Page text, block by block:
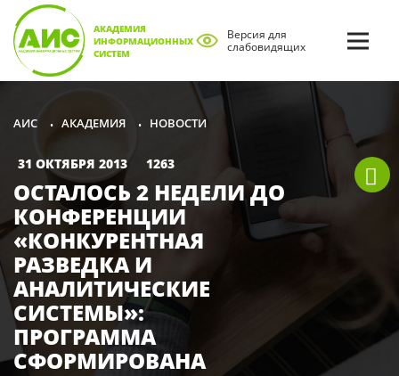
АКАДЕМИЯ
ИНФОРМАЦИОННЫХ
СИСТЕМ
Версия для
слабовидящих
АИС • АКАДЕМИЯ • НОВОСТИ
31 ОКТЯБРЯ 2013 1263
ОСТАЛОСЬ 2 НЕДЕЛИ ДО
КОНФЕРЕНЦИИ
«КОНКУРЕНТНАЯ
РАЗВЕДКА И
АНАЛИТИЧЕСКИЕ
СИСТЕМЫ»:
ПРОГРАММА
СФОРМИРОВАНА